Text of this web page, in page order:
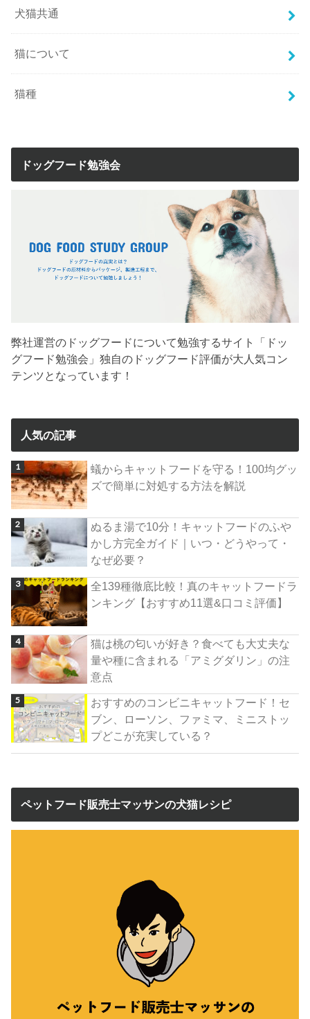
犬猫共通
猫について
猫種
ドッグフード勉強会
弊社運営のドッグフードについて勉強するサイト「ドッ
グフード勉強会」独自のドッグフード評価が大人気コン
テンツとなっています！
人気の記事
蟻からキャットフードを守る！100均グッ
ズで簡単に対処する方法を解説
ぬるま湯で10分！キャットフードのふや
かし方完全ガイド｜いつ・どうやって・
なぜ必要？
全139種徹底比較！真のキャットフードラ
ンキング【おすすめ11選&口コミ評価】
猫は桃の匂いが好き？食べても大丈夫な
量や種に含まれる「アミグダリン」の注
意点
おすすめのコンビニキャットフード！セ
ブン、ローソン、ファミマ、ミニストッ
プどこが充実している？
ペットフード販売士マッサンの犬猫レシピ